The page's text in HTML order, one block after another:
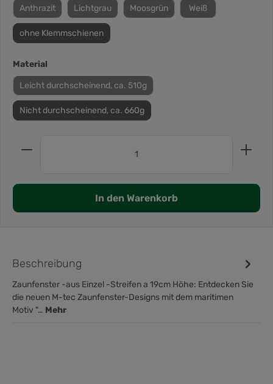
Anthrazit Lichtgrau Moosgrün Weiß
ohne Klemmschienen
Material
Leicht durchscheinend, ca. 510g
Nicht durchscheinend, ca. 660g
In den Warenkorb
Beschreibung
Zaunfenster -aus Einzel -Streifen a 19cm Höhe: Entdecken Sie
die neuen M-tec Zaunfenster-Designs mit dem maritimen
Motiv "… Mehr